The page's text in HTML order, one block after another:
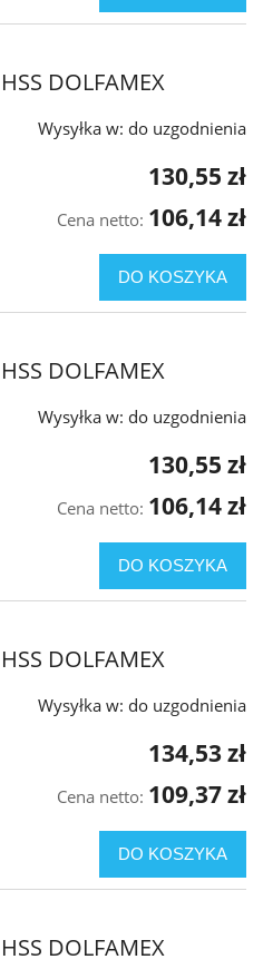
DOLFAMEX
Wysyłka w: do uzgodnienia
130,55 zł
Cena netto: 106,14 zł
DO KOSZYKA
DOLFAMEX
Wysyłka w: do uzgodnienia
130,55 zł
Cena netto: 106,14 zł
DO KOSZYKA
DOLFAMEX
Wysyłka w: do uzgodnienia
134,53 zł
Cena netto: 109,37 zł
DO KOSZYKA
DOLFAMEX